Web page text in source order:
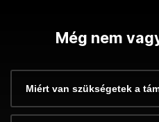
Még nem
Miért van szükségetek a